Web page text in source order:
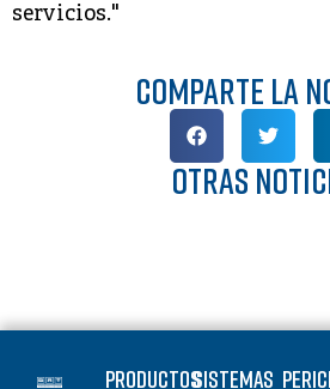
servicios."
Comparte la
OTRAS
ProductosSistemas